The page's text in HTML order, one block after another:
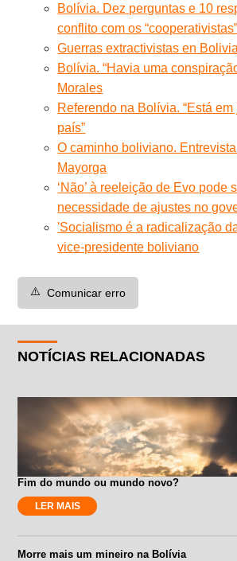
Bolívia. Dez perguntas e 10
conflito com os
Guerras extractivistas en Bolivia
Bolívia. “Havia uma
Morales
Referendo na Bolívia. “Está
país”
O caminho boliviano.
Mayorga
‘Não’ à reeleição de Evo pode
necessidade de ajustes no
'Socialismo é a radicalização
vice-presidente boliviano
⚠️ Comunicar erro
NOTÍCIAS RELACIONADAS
Fim do mundo ou mundo novo?
LER MAIS
Morre mais um mineiro na Bolívia